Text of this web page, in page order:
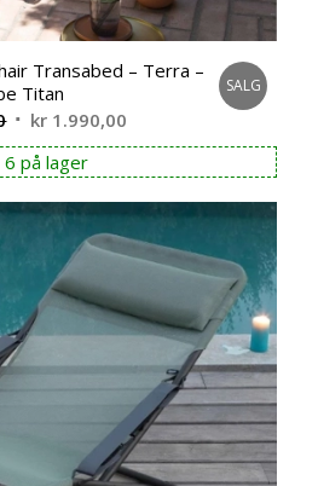
Transabed – Terra –
Titan
Opprinnelig
pris
var:
kr 2.495,00.
kr 1.990,00
pris
er:
kr 1.990,00.
SALG
6 på lager